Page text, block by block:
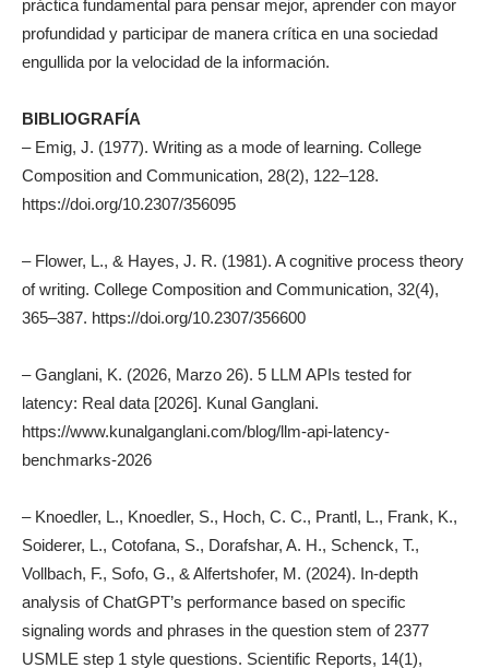
práctica fundamental para pensar mejor, aprender con mayor
profundidad y participar de manera crítica en una sociedad
engullida por la velocidad de la información.
BIBLIOGRAFÍA
– Emig, J. (1977). Writing as a mode of learning. College
Composition and Communication, 28(2), 122–128.
https://doi.org/10.2307/356095
– Flower, L., & Hayes, J. R. (1981). A cognitive process theory
of writing. College Composition and Communication, 32(4),
365–387. https://doi.org/10.2307/356600
– Ganglani, K. (2026, Marzo 26). 5 LLM APIs tested for
latency: Real data [2026]. Kunal Ganglani.
https://www.kunalganglani.com/blog/llm-api-latency-
benchmarks-2026
– Knoedler, L., Knoedler, S., Hoch, C. C., Prantl, L., Frank, K.,
Soiderer, L., Cotofana, S., Dorafshar, A. H., Schenck, T.,
Vollbach, F., Sofo, G., & Alfertshofer, M. (2024). In-depth
analysis of ChatGPT’s performance based on specific
signaling words and phrases in the question stem of 2377
USMLE step 1 style questions. Scientific Reports, 14(1),